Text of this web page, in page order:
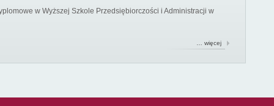
w Wyższej Szkole Przedsiębiorczości i Administracji w
… więcej